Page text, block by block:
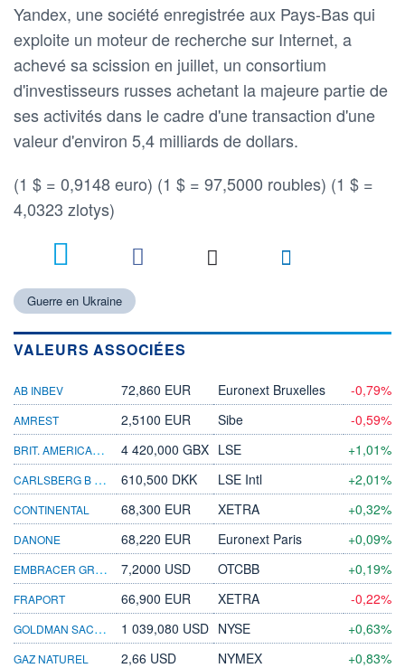
Yandex, une société enregistrée aux Pays-Bas qui
exploite un moteur de recherche sur Internet, a
achevé sa scission en juillet, un consortium
d'investisseurs russes achetant la majeure partie de
ses activités dans le cadre d'une transaction d'une
valeur d'environ 5,4 milliards de dollars.
(1 $ = 0,9148 euro) (1 $ = 97,5000 roubles) (1 $ =
4,0323 zlotys)
Guerre en Ukraine
VALEURS ASSOCIÉES
AB INBEV 72,860 EUR Euronext Bruxelles -0,79%
AMREST 2,5100 EUR Sibe
-0,59%
BRIT. AMERICAN TOBACCO
4 420,000 GBX LSE
+1,01%
CARLSBERG B ORD
610,500 DKK LSE Intl +2,01%
CONTINENTAL 68,300 EUR XETRA +0,32%
DANONE 68,220 EUR Euronext Paris
+0,09%
EMBRACER GRP RG-B
7,2000 USD OTCBB +0,19%
FRAPORT 66,900 EUR XETRA
-0,22%
GOLDMAN SACHS GR
1 039,080 USD NYSE +0,63%
GAZ NATUREL 2,66 USD NYMEX +0,83%